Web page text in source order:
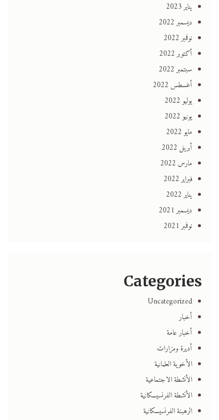
يناير 2023
ديسمبر 2022
نوفمبر 2022
أكتوبر 2022
سبتمبر 2022
أغسطس 2022
يوليو 2022
يونيو 2022
مايو 2022
أبريل 2022
مارس 2022
فبراير 2022
يناير 2022
ديسمبر 2021
نوفمبر 2021
Categories
Uncategorized
أخبار
أخبار عامة
أديرة ومزارات
الأخوية العلمانية
الأنشطة الاجتماعية
الأنشطة الفرنسيسكانية
الرهبنة الفرنسيسكانية